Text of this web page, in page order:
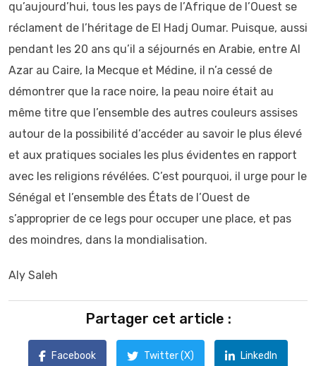
qu’aujourd’hui, tous les pays de l’Afrique de l’Ouest se
réclament de l’héritage de El Hadj Oumar. Puisque, aussi
pendant les 20 ans qu’il a séjournés en Arabie, entre Al
Azar au Caire, la Mecque et Médine, il n’a cessé de
démontrer que la race noire, la peau noire était au
même titre que l’ensemble des autres couleurs assises
autour de la possibilité d’accéder au savoir le plus élevé
et aux pratiques sociales les plus évidentes en rapport
avec les religions révélées. C’est pourquoi, il urge pour le
Sénégal et l’ensemble des États de l’Ouest de
s’approprier de ce legs pour occuper une place, et pas
des moindres, dans la mondialisation.
Aly Saleh
Partager cet article :
Facebook Twitter (X) LinkedIn